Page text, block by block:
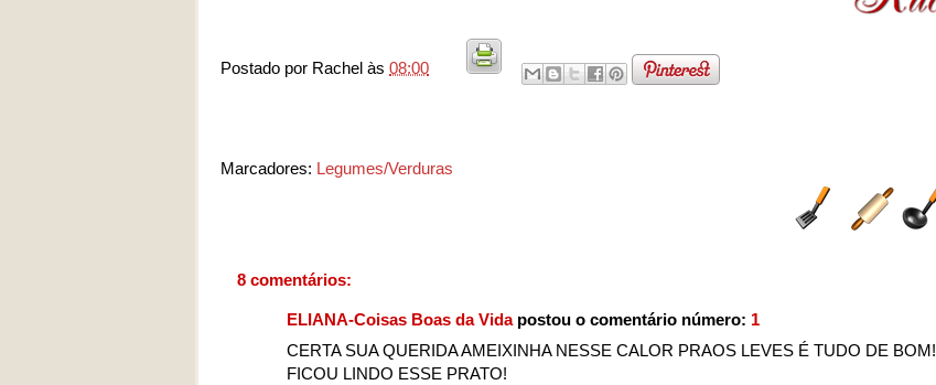
Postado por Rachel às 08:00
Marcadores: Legumes/Verduras
8 comentários:
ELIANA-Coisas Boas da Vidapostou o comentário número: 1
CERTA SUA QUERIDA AMEIXINHA NESSE CALOR PRAOS LEVES É TUDO DE BOM!
FICOU LINDO ESSE PRATO!